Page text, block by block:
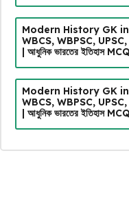
Modern History GK
WBCS, WBPSC, UPSC,
| আধুনিক ভারতের ইতিহাস
Modern History GK
WBCS, WBPSC, UPSC,
| আধুনিক ভারতের ইতিহাস